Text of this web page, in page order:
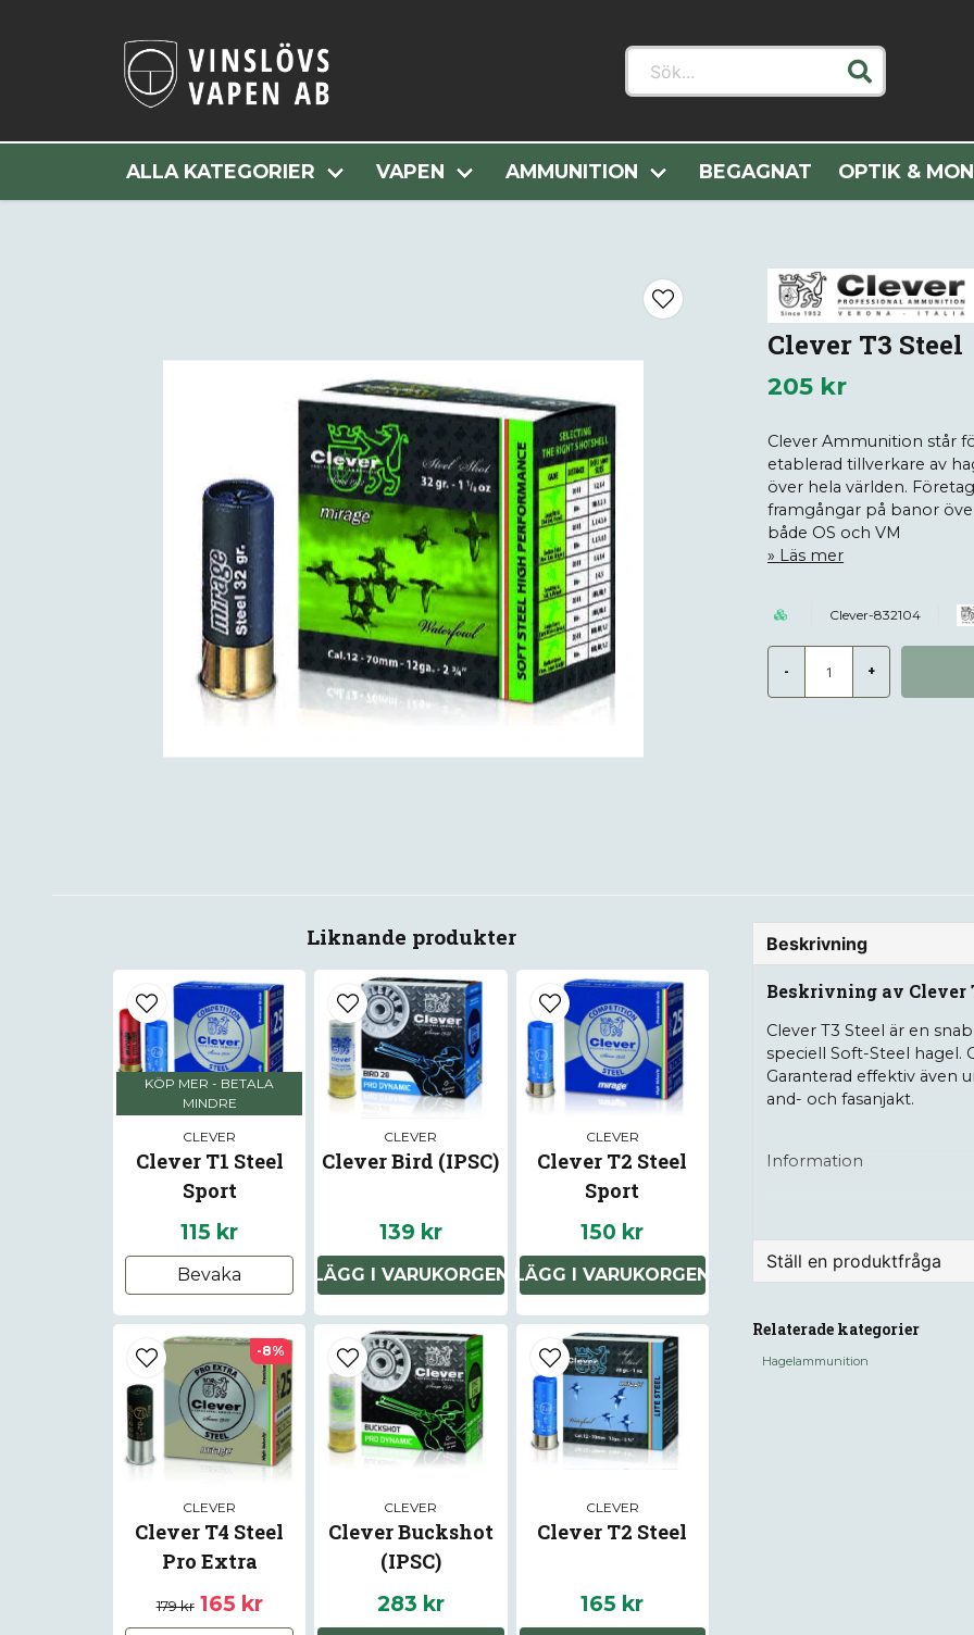
Sök...
ALLA KATEGORIER VAPEN AMMUNITION BEGAGNAT OPTIK &
Hem Alla Kategorier Ammunition Hagelammunition Clever
Clever T3 Steel
205 kr
Clever Ammunition står
etablerad tillverkare av
över hela världen.
framgångar på banor
både OS och VM
Läs mer
Clever-832104
- +
Liknande produkter
KÖP MER - BETALA
MINDRE
CLEVER
Clever T1 Steel
Sport
115 kr
Bevaka
CLEVER
Clever Bird (IPSC)
139 kr
LÄGG I VARUKORGEN
CLEVER
Clever T2 Steel
Sport
150 kr
LÄGG I VARUKORGEN
CLEVER
Clever T4 Steel
Pro Extra
179 kr 165 kr
-8%
CLEVER
Clever Buckshot
(IPSC)
283 kr
CLEVER
Clever T2 Steel
165 kr
Beskrivning
Beskrivning av Clever
Clever T3 Steel är en
speciell Soft-Steel hagel.
Garanterad effektiv även
and- och fasanjakt.
Information
Hagelstorlek:
Hagelvikt: 32g
Ställ en produktfråga
Fråga oss något om
Relaterade kategorier
Hagelammunition